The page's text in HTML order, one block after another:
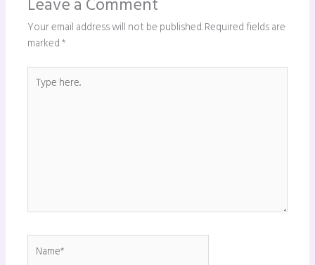
Your email address will not be published.Required fields are
marked*
here..